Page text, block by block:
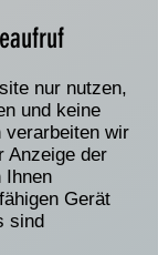
nur nutzen,
und keine
verarbeiten wir
Anzeige der
Ihnen
Gerät
sind